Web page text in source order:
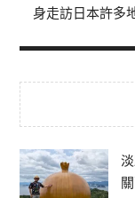
身走訪日本許多